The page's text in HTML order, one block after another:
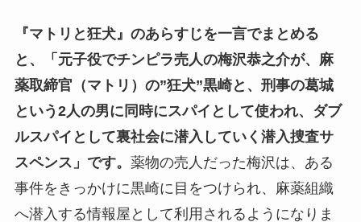
『マトリと狂犬』のあらすじを一言でまとめる
と、「元子役でチンピラ売人の梅沢恭之介が、麻
薬取締官（マトリ）の”狂犬”黒崎と、刑事の葛城
という2人の男に同時にスパイとして使われ、ダブ
ルスパイとして裏社会に潜入していく潜入捜査サ
スペンス」です。 薬物の売人だった梅沢は、ある
事件をきっかけに黒崎に目をつけられ、麻薬組織
へ潜入する情報屋として利用されるようになりま